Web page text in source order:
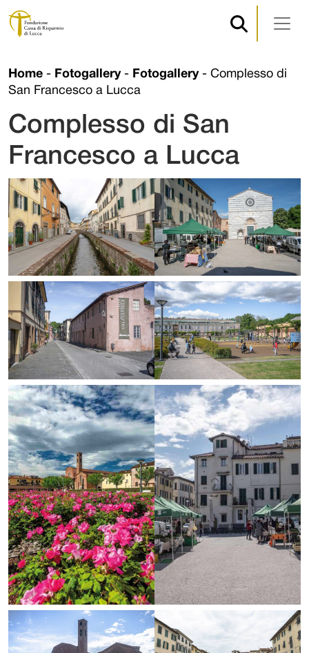
Navigazione principale
Home - Fotogallery- Fotogallery- Complesso di
San Francesco a Lucca
Complesso di San
Francesco a Lucca